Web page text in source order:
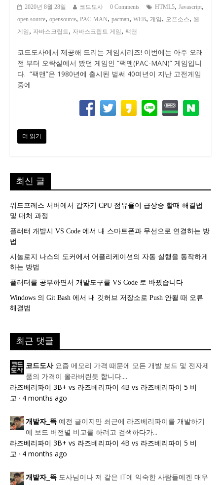
2020년 8월 28일 코드도사 0 Comments HTML5, Javascript,
open source, opensource, PAC-MAN, pacman, WEB, 게임 , 오픈소스, 웹
게임 , 자바스크립트, 자바스크립트 게임 , 팩맨
코드도사에서 제공해 드리는 게임시리즈! 이번에는 아주 오래
전 부터 오락실에서 봤던 게임인 “팩맨(PAC-MAN)” 게임입니
다. “팩맨”은 1980년에 출시된 벌써 40여년이 지난 고전게임
중에
더 읽기
최신 글
워드프레스 서버에서 갑자기 CPU 점유율이 급상승 할때 해결법
및 대처 과정
플러터 개발시 VS Code 에서 내 스마트폰과 무선으로 연결하는 방
법
시놀로지 나스의 도커에서 어플리케이션의 자동 실행을 동작하게
하는 방법
플러터를 공부하면서 개발도구를 VS Code 로 바꿨습니다
Windows 의 Git Bash 에서 내 깃허브 저장소로 Push 안될 때 오류
해결법
최근 댓글
코드도사 요즘 메모리 가격 때문에 모든 개발 보드 및 전자제
품의 가격이 올라버린듯 합니다....
라즈베리파이 3B+ vs 라즈베리파이 4B vs 라즈베리파이 5 비
교 · 4 months ago
개발자_뜩 예전 글이지만 최근에 라즈베리파이를 개발하기
에 보드 버전별 비교를 하려고 검색하다가...
라즈베리파이 3B+ vs 라즈베리파이 4B vs 라즈베리파이 5 비
교 · 4 months ago
개발자_뜩 도사님이나 저 같은 IT에 익숙한 사람들에겐 매우